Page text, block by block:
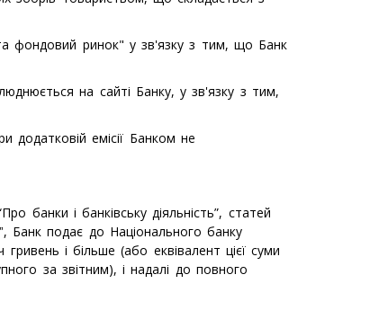
та фондовий ринок" у зв'язку з тим, що Банк
на сайті Банку, у зв'язку з тим,
додатковій емісії Банком не
банки і банківську діяльність”, статей
Банк подає до Національного банку
і більше (або еквівалент цієї суми
за звітним), і надалі до повного